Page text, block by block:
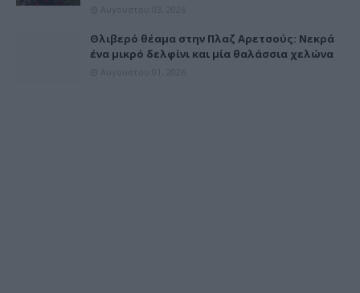
Θλιβερό θέαμα στην Πλαζ Αρετσούς: Νεκρά
ένα μικρό δελφίνι και μία θαλάσσια χελώνα